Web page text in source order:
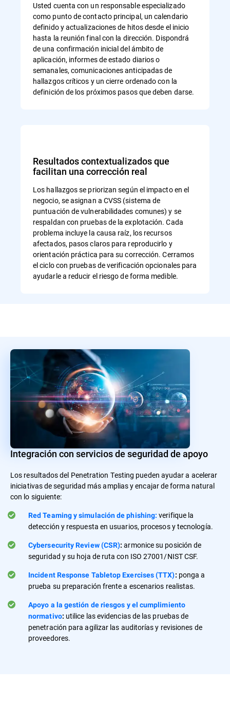
Usted cuenta con un responsable especializado
como punto de contacto principal, un calendario
definido y actualizaciones de hitos desde el inicio
hasta la reunión final con la dirección. Dispondrá
de una confirmación inicial del ámbito de
aplicación, informes de estado diarios o
semanales, comunicaciones anticipadas de
hallazgos críticos y un cierre ordenado con la
definición de los próximos pasos que deben darse.
Resultados contextualizados que
facilitan una corrección real
Los hallazgos se priorizan según el impacto en el
negocio, se asignan a CVSS (sistema de
puntuación de vulnerabilidades comunes) y se
respaldan con pruebas de la explotación. Cada
problema incluye la causa raíz, los recursos
afectados, pasos claros para reproducirlo y
orientación práctica para su corrección. Cerramos
el ciclo con pruebas de verificación opcionales para
ayudarle a reducir el riesgo de forma medible.
Integración con servicios de seguridad de apoyo
Los resultados del Penetration Testing pueden ayudar a acelerar
iniciativas de seguridad más amplias y encajar de forma natural
con lo siguiente:
Red Teaming y simulación de phishing: verifique la
detección y respuesta en usuarios, procesos y tecnología.
Cybersecurity Review (CSR):armonice su posición de
seguridad y su hoja de ruta con ISO 27001/NIST CSF.
Incident Response Tabletop Exercises (TTX): ponga a
prueba su preparación frente a escenarios realistas.
Apoyo a la gestión de riesgos y el cumplimiento
normativo: utilice las evidencias de las pruebas de
penetración para agilizar las auditorías y revisiones de
proveedores.